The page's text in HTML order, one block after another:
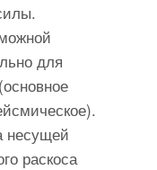
для
несущей
раскоса